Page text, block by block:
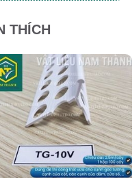
THÍCH